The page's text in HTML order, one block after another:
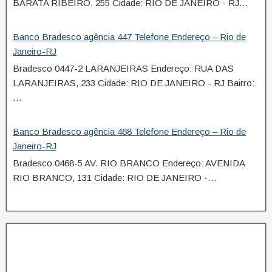
BARATA RIBEIRO, 255 Cidade: RIO DE JANEIRO - RJ…
Banco Bradesco agência 447 Telefone Endereço – Rio de
Janeiro-RJ
Bradesco 0447-2 LARANJEIRAS Endereço: RUA DAS
LARANJEIRAS, 233 Cidade: RIO DE JANEIRO - RJ Bairro:
…
Banco Bradesco agência 468 Telefone Endereço – Rio de
Janeiro-RJ
Bradesco 0468-5 AV. RIO BRANCO Endereço: AVENIDA
RIO BRANCO, 131 Cidade: RIO DE JANEIRO -…